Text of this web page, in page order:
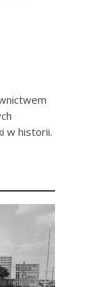
w historii.